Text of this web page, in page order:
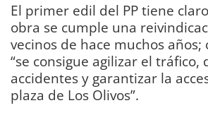
El primer edil del PP tiene
obra se cumple una
vecinos de hace muchos años;
“se consigue agilizar el tráfico,
accidentes y garantizar la
plaza de Los Olivos”.